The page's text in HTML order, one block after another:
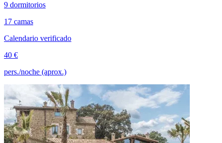
9 dormitorios
17 camas
Calendario verificado
40 €
pers./noche (aprox.)